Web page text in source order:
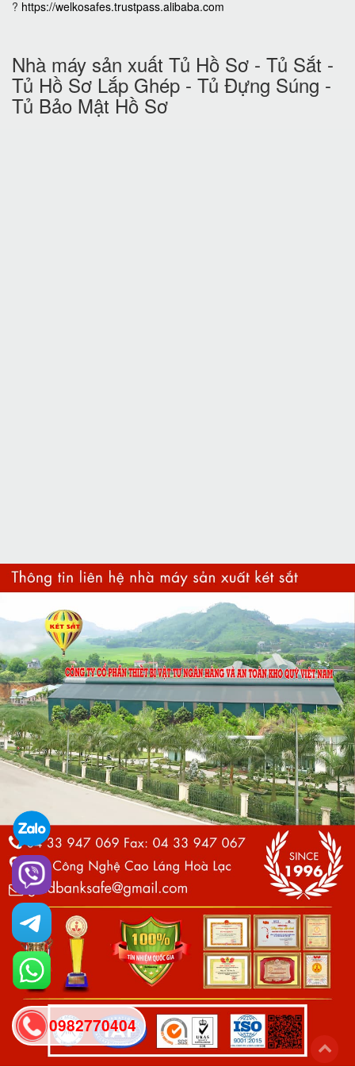
? https://welkosafes.trustpass.alibaba.com
Nhà máy sản xuất Tủ Hồ Sơ - Tủ Sắt -
Tủ Hồ Sơ Lắp Ghép - Tủ Đựng Súng -
Tủ Bảo Mật Hồ Sơ
0982770404